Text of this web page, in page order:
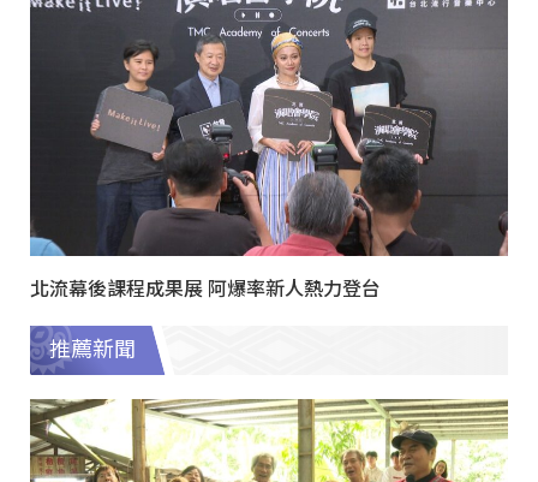
北流幕後課程成果展 阿爆率新人熱力登台
推薦新聞